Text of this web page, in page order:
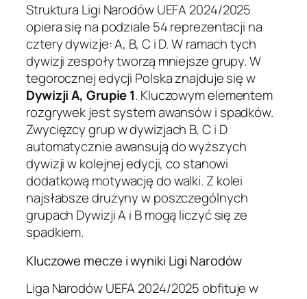
Struktura Ligi Narodów UEFA 2024/2025
opiera się na podziale 54 reprezentacji na
cztery dywizje: A, B, C i D. W ramach tych
dywizji zespoły tworzą mniejsze grupy. W
tegorocznej edycji Polska znajduje się w
Dywizji A, Grupie 1. Kluczowym elementem
rozgrywek jest system awansów i spadków.
Zwycięzcy grup w dywizjach B, C i D
automatycznie awansują do wyższych
dywizji w kolejnej edycji, co stanowi
dodatkową motywację do walki. Z kolei
najsłabsze drużyny w poszczególnych
grupach Dywizji A i B mogą liczyć się ze
spadkiem.
Kluczowe mecze i wyniki Ligi Narodów
Liga Narodów UEFA 2024/2025 obfituje w